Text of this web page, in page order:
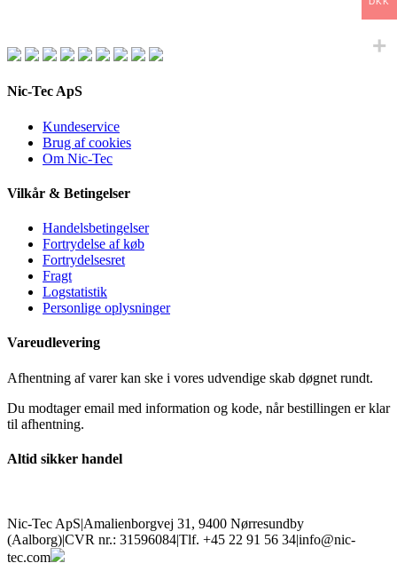
Nic-Tec ApS
Kundeservice
Brug af cookies
Om Nic-Tec
Vilkår & Betingelser
Handelsbetingelser
Fortrydelse af køb
Fortrydelsesret
Fragt
Logstatistik
Personlige oplysninger
Vareudlevering
Afhentning af varer kan ske i vores udvendige skab døgnet rundt.
Du modtager email med information og kode, når bestillingen er klar
til afhentning.
Altid sikker handel
Nic-Tec ApS|Amalienborgvej 31, 9400 Nørresundby
(Aalborg)|CVR nr.: 31596084|Tlf. +45 22 91 56 34|info@nic-
tec.com